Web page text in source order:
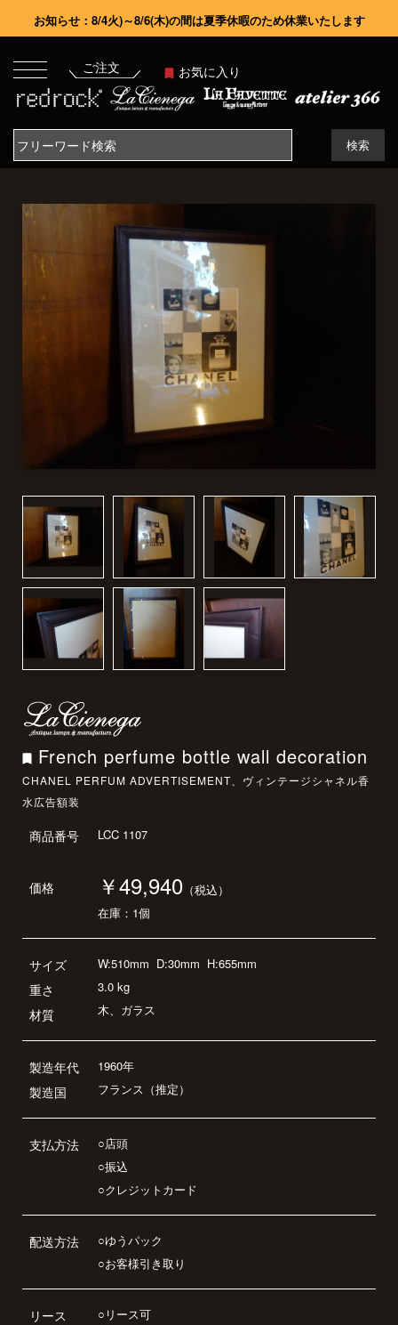
お知らせ：8/4火)～8/6(木)の間は夏季休暇のため休業いたします
ご注文 お気に入り
検索
French perfume bottle wall decoration
CHANEL PERFUM ADVERTISEMENT、ヴィンテージシャネル香
水広告額装
商品番号 LCC 1107
価格 ￥49,940 （税込）
在庫：1個
サイズ
重さ
材質
W:510mm D:30mm H:655mm
3.0 kg
木、ガラス
製造年代
製造国
1960年
フランス（推定）
支払方法
○店頭
○振込
○クレジットカード
配送方法
○ゆうパック
○お客様引き取り
リース ○リース可